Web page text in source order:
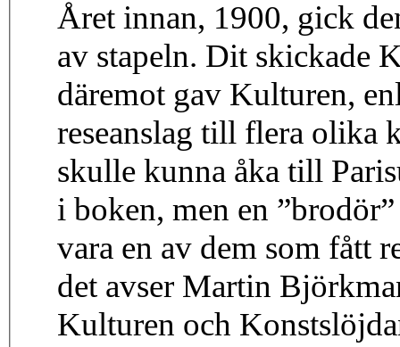
Året innan, 1900, gick
av stapeln. Dit skickade
däremot gav Kulturen,
reseanslag till flera olika
skulle kunna åka till
i boken, men en
vara en av dem som fått
det avser Martin
Kulturen och